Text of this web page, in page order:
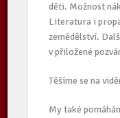
děti. Možnost
Literatura i
zemědělství.
v přiložené
Těšíme se na
My také